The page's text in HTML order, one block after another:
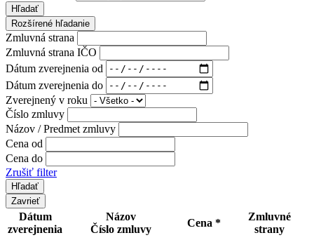
Hľadať
Rozšírené hľadanie
Zmluvná strana
Zmluvná strana IČO
Dátum zverejnenia od
Dátum zverejnenia do
Zverejnený v roku
Číslo zmluvy
Názov / Predmet zmluvy
Cena od
Cena do
Zrušiť filter
Zavrieť
Dátum
zverejnenia
Názov
Číslo zmluvy
Cena *
Zmluvné
strany